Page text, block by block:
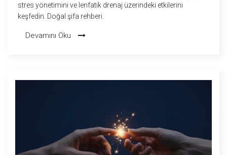
stres yönetimini ve lenfatik drenaj üzerindeki etkilerini
keşfedin. Doğal şifa rehberi.
Devamını Oku